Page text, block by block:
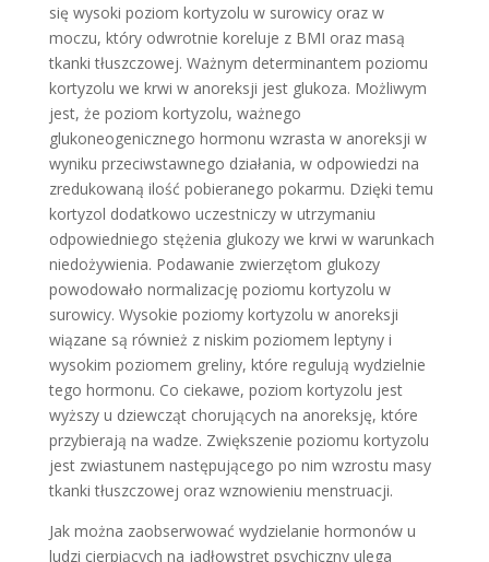
się wysoki poziom kortyzolu w surowicy oraz w
moczu, który odwrotnie koreluje z BMI oraz masą
tkanki tłuszczowej. Ważnym determinantem poziomu
kortyzolu we krwi w anoreksji jest glukoza. Możliwym
jest, że poziom kortyzolu, ważnego
glukoneogenicznego hormonu wzrasta w anoreksji w
wyniku przeciwstawnego działania, w odpowiedzi na
zredukowaną ilość pobieranego pokarmu. Dzięki temu
kortyzol dodatkowo uczestniczy w utrzymaniu
odpowiedniego stężenia glukozy we krwi w warunkach
niedożywienia. Podawanie zwierzętom glukozy
powodowało normalizację poziomu kortyzolu w
surowicy. Wysokie poziomy kortyzolu w anoreksji
wiązane są również z niskim poziomem leptyny i
wysokim poziomem greliny, które regulują wydzielnie
tego hormonu. Co ciekawe, poziom kortyzolu jest
wyższy u dziewcząt chorujących na anoreksję, które
przybierają na wadze. Zwiększenie poziomu kortyzolu
jest zwiastunem następującego po nim wzrostu masy
tkanki tłuszczowej oraz wznowieniu menstruacji.
Jak można zaobserwować wydzielanie hormonów u
ludzi cierpiących na jadłowstręt psychiczny ulega